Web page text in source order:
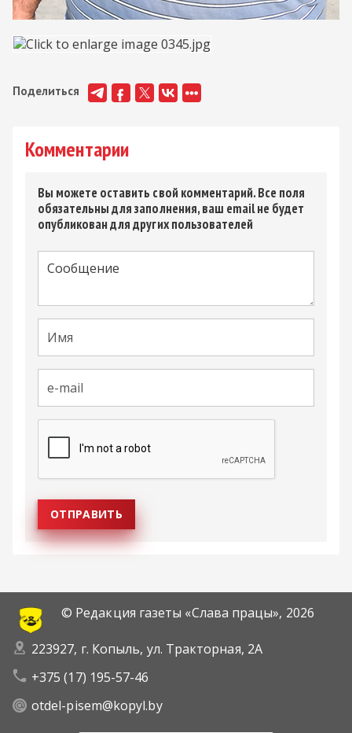
Поделиться
Комментарии
Вы можете оставить свой комментарий. Все поля
обязательны для заполнения, ваш email не будет
опубликован для других пользователей
© Редакция газеты «Слава працы», 2026
223927, г. Копыль, ул. Тракторная, 2А
+375 (17) 195-57-46
otdel-pisem@kopyl.by